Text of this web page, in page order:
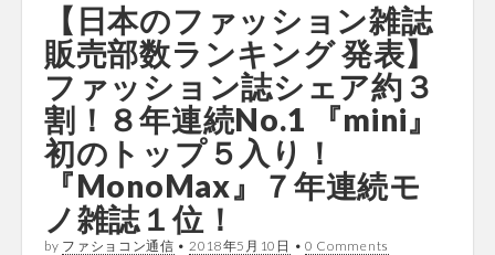
【日本のファッション雑誌
販売部数ランキング 発表】
ファッション誌シェア約３
割！８年連続No.1 『mini』
初のトップ５入り！
『MonoMax』７年連続モ
ノ雑誌１位！
by ファショコン通信 • 2018年5月10日 • 0 Comments